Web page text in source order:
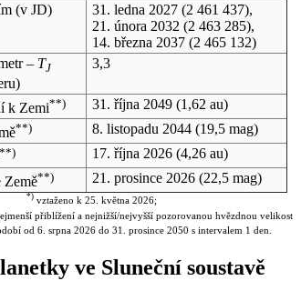
(v JD) 31. ledna 2027(2 461 437),
21. února 2032 (2 463 285),
14. března 2037(2 465 132)
– TJ 3,3
k Zemi**) 31. října 2049(1,62 au)
**) 8. listopadu 2044(19,5 mag)
17. října 2026(4,26 au)
Země**) 21. prosince 2026(22,5 mag)
*)vztaženo k 25. května 2026;
přiblížení a nejnižší/nejvyšší pozorovanou hvězdnou velikost
od 6. srpna 2026 do 31. prosince 2050 s intervalem 1 den.
ve Sluneční soustavě